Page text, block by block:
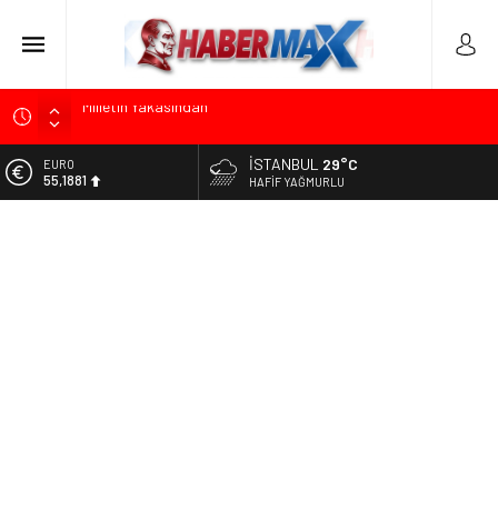
Ümit Özdağ’dan Gazilere Destek: “Türkiye, Gazilerinin
TOKDEF Başkanı Fevzi Can Büşürüm’de Sert Konuştu: “Bu
ALTIN
6.660,55
İSTANBUL 29°C
HAFIF YAĞMURLU